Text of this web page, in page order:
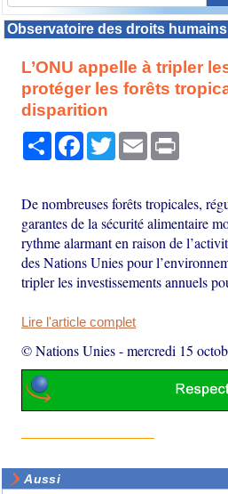
Observatoire des droits humains
L’ONU appelle à tripler
protéger les forêts
disparition
PartagerFacebook
TwitterEmail
De nombreuses forêts tropicales,
garantes de la sécurité alimentaire
rythme alarmant en raison de
des Nations Unies pour
tripler les investissements annuels
Lire l'article complet
© Nations Unies-mercredi 15
Aussi